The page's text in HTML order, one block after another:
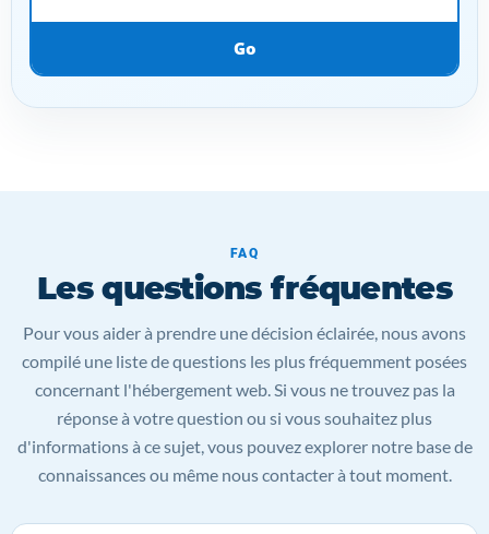
Go
FAQ
Les questions fréquentes
Pour vous aider à prendre une décision éclairée, nous avons
compilé une liste de questions les plus fréquemment posées
concernant l'hébergement web. Si vous ne trouvez pas la
réponse à votre question ou si vous souhaitez plus
d'informations à ce sujet, vous pouvez explorer notre base de
connaissances ou même nous contacter à tout moment.